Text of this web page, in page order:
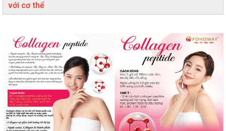
với cơ thể